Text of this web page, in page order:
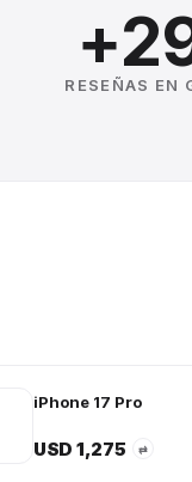
RESEÑAS EN
iPhone 17 Pro
USD 1,275 ⇄